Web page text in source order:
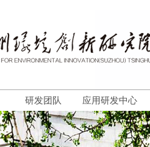
研发团队 应用研发中心